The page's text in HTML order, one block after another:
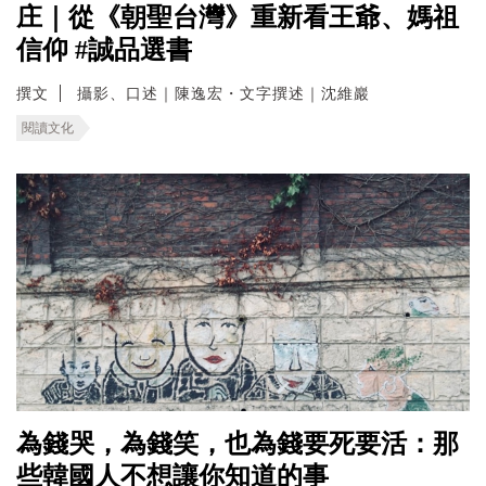
庄｜從《朝聖台灣》重新看王爺、媽祖
信仰 #誠品選書
撰文 攝影、口述｜陳逸宏・文字撰述｜沈維巖
閱讀文化
為錢哭，為錢笑，也為錢要死要活：那
些韓國人不想讓你知道的事